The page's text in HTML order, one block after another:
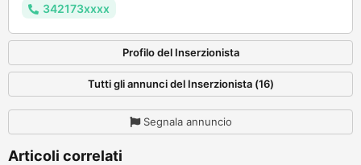
342173xxxx
Profilo del Inserzionista
Tutti gli annunci del Inserzionista (16)
Segnala annuncio
Articoli correlati